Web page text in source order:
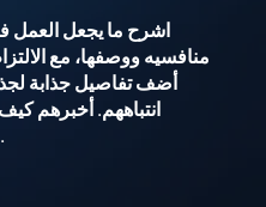
اشرح ما يجعل العمل
منافسيه ووصفها، مع
أضف تفاصيل جذابة
انتباههم. أخبرهم
والاستفادة من منتجاته أو خدماته.